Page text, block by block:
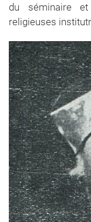
du séminaire
religieuses